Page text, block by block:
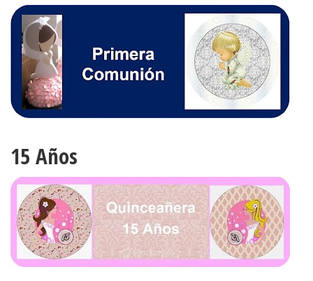
15 Años